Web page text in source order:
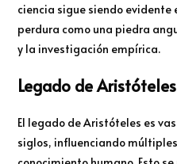
ciencia sigue siendo
perdura como una piedra
y la investigación empírica.
Legado de Aristóteles
El legado de Aristóteles es
siglos, influenciando